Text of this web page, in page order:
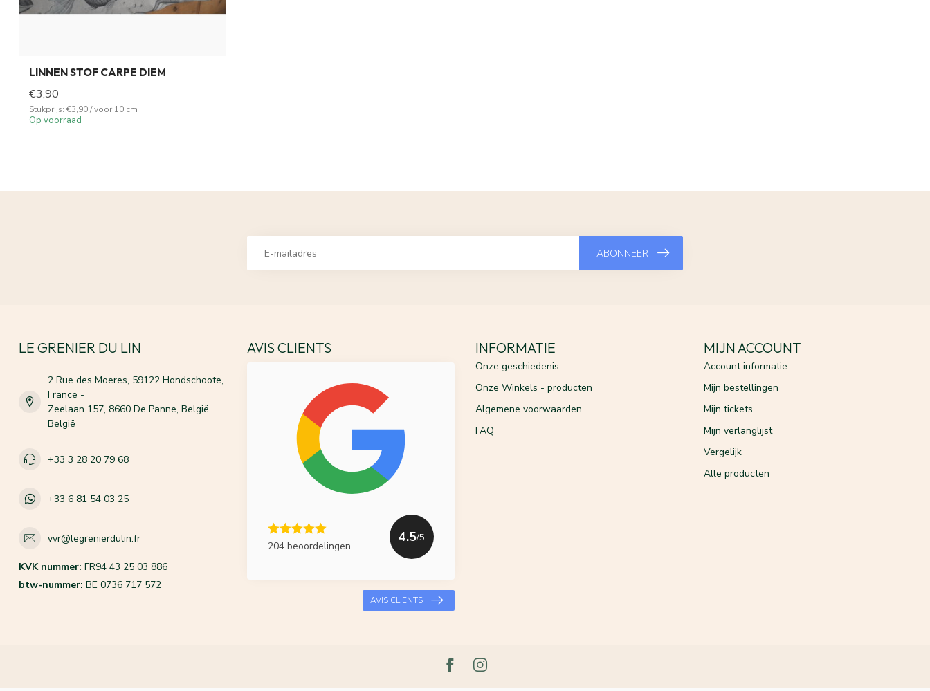
LINNEN STOF CARPE DIEM
€3,90
Stukprijs: €3,90 / voor 10 cm
Op voorraad
ABONNEER
LE GRENIER DU LIN
2 Rue des Moeres, 59122 Hondschoote,
France -
Zeelaan 157, 8660 De Panne, België
België
+33 3 28 20 79 68
+33 6 81 54 03 25
vvr@legrenierdulin.fr
KVK nummer: FR94 43 25 03 886
btw-nummer: BE 0736 717 572
AVIS CLIENTS
204 beoordelingen
4.5/5
AVIS CLIENTS
INFORMATIE
Onze geschiedenis
Onze Winkels - producten
Algemene voorwaarden
FAQ
MIJN ACCOUNT
Account informatie
Mijn bestellingen
Mijn tickets
Mijn verlanglijst
Vergelijk
Alle producten